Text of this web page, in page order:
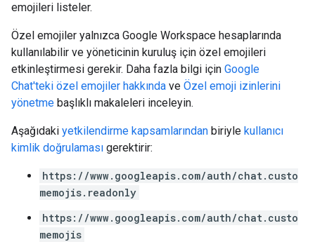
emojileri listeler.
Özel emojiler yalnızca Google Workspace hesaplarında
kullanılabilir ve yöneticinin kuruluş için özel emojileri
etkinleştirmesi gerekir. Daha fazla bilgi için Google
Chat'teki özel emojiler hakkında ve Özel emoji izinlerini
yönetme başlıklı makaleleri inceleyin.
Aşağıdaki yetkilendirme kapsamlarından biriyle kullanıcı
kimlik doğrulaması gerektirir:
https://www.googleapis.com/auth/chat.custo
memojis.readonly
https://www.googleapis.com/auth/chat.custo
memojis